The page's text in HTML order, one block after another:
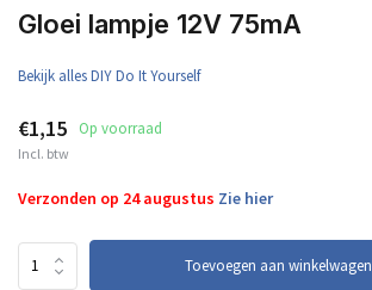
Gloei lampje 12V 75mA
Bekijk alles DIY Do It Yourself
€1,15 Op voorraad
Incl. btw
Verzonden op 24 augustus Zie hier
Toevoegen aan winkelwagen